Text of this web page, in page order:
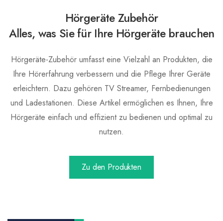
Hörgeräte Zubehör
Alles, was Sie für Ihre Hörgeräte brauchen
Hörgeräte-Zubehör umfasst eine Vielzahl an Produkten, die
Ihre Hörerfahrung verbessern und die Pflege Ihrer Geräte
erleichtern. Dazu gehören TV Streamer, Fernbedienungen
und Ladestationen. Diese Artikel ermöglichen es Ihnen, Ihre
Hörgeräte einfach und effizient zu bedienen und optimal zu
nutzen.
Zu den Produkten